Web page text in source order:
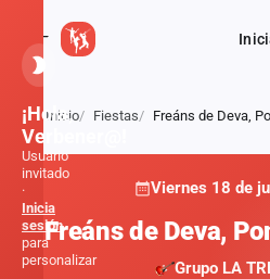
Atrás
Inicio Fiestas Freáns de Deva,
Viernes 18 de
Freáns de Deva,
Grupo LA
¡Hola,
Verbener@!
Usuario
invitado
·
Inicia
sesión
para
personalizar